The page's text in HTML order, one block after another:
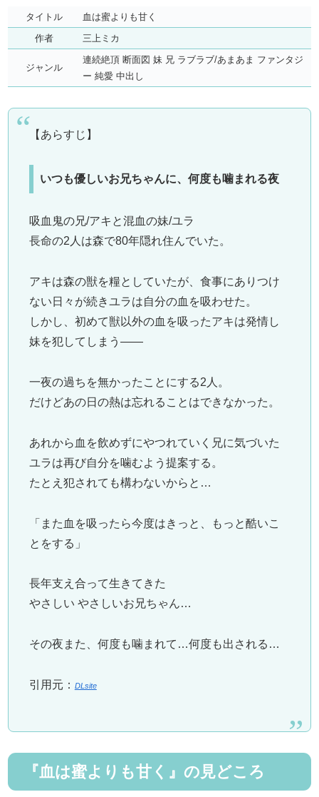
タイトル
血は蜜よりも甘く
作者
三上ミカ
ジャンル
連続絶頂 断面図 妹 兄 ラブラブ/あまあま ファンタジ
ー 純愛 中出し
【あらすじ】
いつも優しいお兄ちゃんに、何度も噛まれる夜
吸血鬼の兄/アキと混血の妹/ユラ
長命の2人は森で80年隠れ住んでいた。
アキは森の獣を糧としていたが、食事にありつけ
ない日々が続きユラは自分の血を吸わせた。
しかし、初めて獣以外の血を吸ったアキは発情し
妹を犯してしまう――
一夜の過ちを無かったことにする2人。
だけどあの日の熱は忘れることはできなかった。
あれから血を飲めずにやつれていく兄に気づいた
ユラは再び自分を噛むよう提案する。
たとえ犯されても構わないからと…
「また血を吸ったら今度はきっと、もっと酷いこ
とをする」
長年支え合って生きてきた
やさしい やさしいお兄ちゃん…
その夜また、何度も噛まれて…何度も出される…
引用元： DLsite
『血は蜜よりも甘く』の見どころ